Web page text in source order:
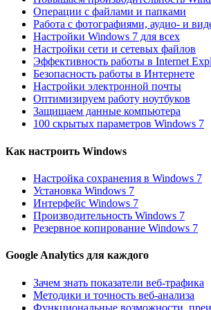
Операции с файлами и папками
Работа с фотографиями, аудио- и
Настройки Windows 7 для всех
Настройки сети и сетевых файлов
Эффективность работы в Internet
Безопасность работы в Интернете
Настройки электронной почты
Оптимизируем работу ноутбуков
Защищаем данные компьютера
100 скрытых параметров Windows 7
Как настроить Windows
Настройка сохранения в Windows 7
Установка Windows 7
Интерфейс Windows 7
Производительность Windows 7
Резервное копирование Windows 7
Google Analytics для каждого
Зачем знать показатели веб-трафика
Методики и точность веб-анализа
Функциональные возможности,